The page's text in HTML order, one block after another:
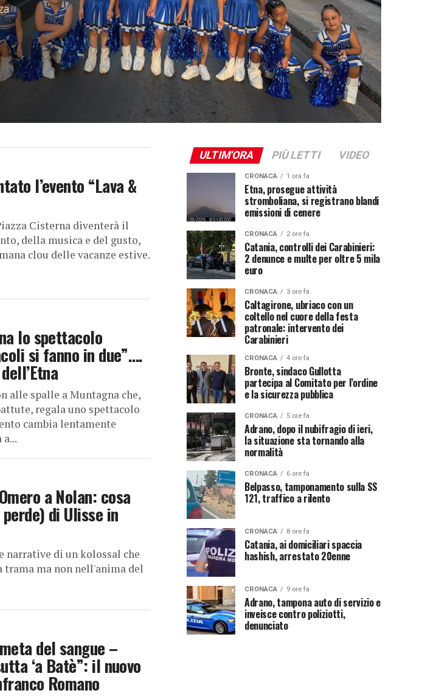
l’evento “Lava &
Cisterna diventerà il
della musica e del gusto,
clou delle vacanze estive.
lo spettacolo
si fanno in due”….
alle spalle a Muntagna che,
regala uno spettacolo
cambia lentamente
a Nolan: cosa
di Ulisse in
narrative di un kolossal che
trama ma non nell'anima del
del sangue –
‘a Batè”: il nuovo
Romano
ULTIM'ORA PIÙ LETTI VIDEO
CRONACA 1 ora fa
Etna, prosegue attività
stromboliana, si registrano blandi
emissioni di cenere
CRONACA 2 ore fa
Catania, controlli dei Carabinieri:
2 denunce e multe per oltre 5 mila
euro
CRONACA 3 ore fa
Caltagirone, ubriaco con un
coltello nel cuore della festa
patronale: intervento dei
Carabinieri
CRONACA 4 ore fa
Bronte, sindaco Gullotta
partecipa al Comitato per l’ordine
e la sicurezza pubblica
CRONACA 5 ore fa
Adrano, dopo il nubifragio di ieri,
la situazione sta tornando alla
normalità
CRONACA 6 ore fa
Belpasso, tamponamento sulla SS
121, traffico a rilento
CRONACA 8 ore fa
Catania, ai domiciliari spaccia
hashish, arrestato 20enne
CRONACA 9 ore fa
Adrano, tampona auto di servizio e
inveisce contro poliziotti,
denunciato